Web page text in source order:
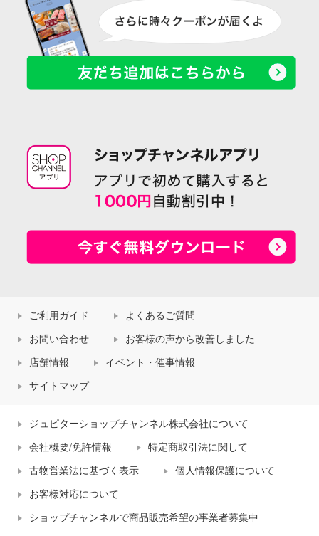
ご利用ガイド よくあるご質問
お問い合わせ お客様の声から改善しました
店舗情報 イベント・催事情報
サイトマップ
ジュピターショップチャンネル株式会社について
会社概要/免許情報 特定商取引法に関して
古物営業法に基づく表示 個人情報保護について
お客様対応について
ショップチャンネルで商品販売希望の事業者募集中